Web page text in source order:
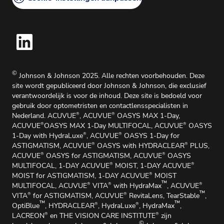
© Johnson & Johnson 2025. Alle rechten voorbehouden. Deze
site wordt gepubliceerd door Johnson & Johnson, die exclusief
verantwoordelijk is voor de inhoud. Deze site is bedoeld voor
gebruik door optometristen en contactlensspecialisten in
Nederland. ACUVUE®, ACUVUE® OASYS MAX 1-Day,
ACUVUE®OASYS MAX 1-Day MULTIFOCAL, ACUVUE® OASYS
1-Day with HydraLuxe®, ACUVUE® OASYS 1-Day for
ASTIGMATISM, ACUVUE® OASYS with HYDRACLEAR® PLUS,
ACUVUE® OASYS for ASTIGMATISM, ACUVUE® OASYS
MULTIFOCAL, 1-DAY ACUVUE® MOIST, 1-DAY ACUVUE®
MOIST for ASTIGMATISM, 1-DAY ACUVUE® MOIST
MULTIFOCAL, ACUVUE® VITA® with HydraMax™, ACUVUE®
VITA® for ASTIGMATISM, ACUVUE® RevitaLens, TearStable™,
OptiBlue™, HYDRACLEAR®, HydraLuxe®, HydraMax™,
LACREON® en THE VISION CARE INSTITUTE® zijn